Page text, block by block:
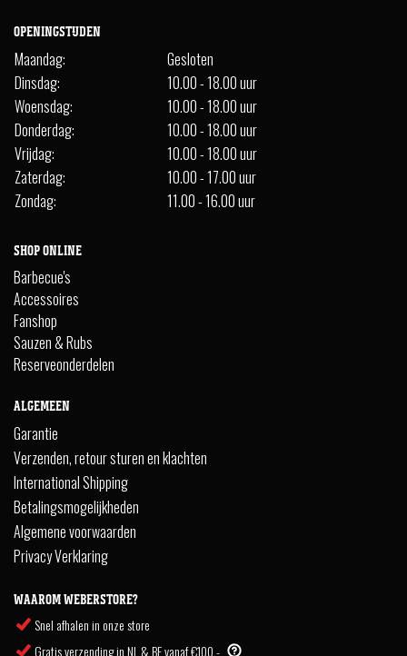
OPENINGSTIJDEN
Maandag:
Gesloten
Dinsdag:
10.00 - 18.00 uur
Woensdag:
10.00 - 18.00 uur
Donderdag:
10.00 - 18.00 uur
Vrijdag:
10.00 - 18.00 uur
Zaterdag:
10.00 - 17.00 uur
Zondag:
11.00 - 16.00 uur
SHOP ONLINE
Barbecue's
Accessoires
Fanshop
Sauzen & Rubs
Reserveonderdelen
ALGEMEEN
Garantie
Verzenden, retour sturen en klachten
International Shipping
Betalingsmogelijkheden
Algemene voorwaarden
Privacy Verklaring
WAAROM WEBERSTORE?
Snel afhalen in onze store
Gratis verzending in NL & BE vanaf €100,-